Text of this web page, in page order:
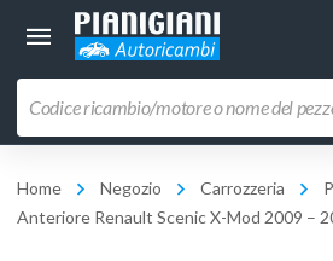
prodotti
Home Negozio Carrozzeria
Anteriore Renault Scenic X-Mod 2009 –